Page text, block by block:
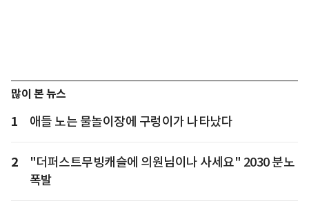
많이 본 뉴스
1 애들 노는 물놀이장에 구렁이가 나타났다
2
"더퍼스트무빙캐슬에 의원님이나 사세요" 2030 분노
폭발